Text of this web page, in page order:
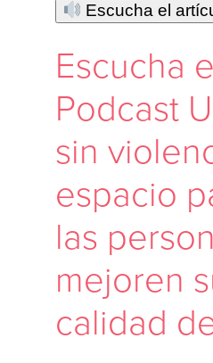
Escucha el
Escucha
Podcast
sin
espacio
las
mejoren
calidad